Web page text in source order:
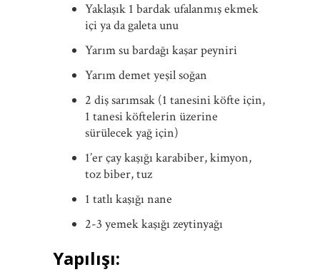
Yaklaşık 1 bardak ufalanmış ekmek
içi ya da galeta unu
Yarım su bardağı kaşar peyniri
Yarım demet yeşil soğan
2 diş sarımsak (1 tanesini köfte için,
1 tanesi köftelerin üzerine
sürülecek yağ için)
1’er çay kaşığı karabiber, kimyon,
toz biber, tuz
1 tatlı kaşığı nane
2-3 yemek kaşığı zeytinyağı
Yapılışı: